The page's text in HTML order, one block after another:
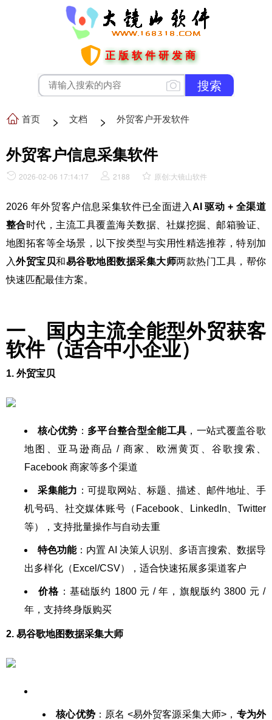
正版软件研发商
首页 > 文档 > 外贸客户开发软件
外贸客户信息采集软件
2026-02-06 17:14:17 2188 原创:大镜山软件
2026 年外贸客户信息采集软件已全面进入 AI 驱动 + 全渠道
整合时代，主流工具覆盖海关数据、社媒挖掘、邮箱验证、
地图拓客等全场景，以下按类型与实用性精选推荐，特别加
入外贸宝贝和易谷歌地图数据采集大师两款热门工具，帮你
快速匹配最佳方案。
一、国内主流全能型外贸获客
软件（适合中小企业）
1. 外贸宝贝
核心优势 ： 多平台整合型全能工具 ，一站式覆盖谷歌
地图、亚马逊商品 / 商家、欧洲黄页、谷歌搜索、
Facebook 商家等多个渠道
采集能力 ：可提取网站、标题、描述、邮件地址、手
机号码、社交媒体账号（Facebook、LinkedIn、Twitter
等），支持批量操作与自动去重
特色功能：内置 AI 决策人识别、多语言搜索、数据导
出多样化（Excel/CSV），适合快速拓展多渠道客户
价格 ：基础版约 1800 元 / 年，旗舰版约 3800 元 /
年，支持终身版购买
2. 易谷歌地图数据采集大师
核心优势：原名 <易外贸客源采集大师>， 专为外